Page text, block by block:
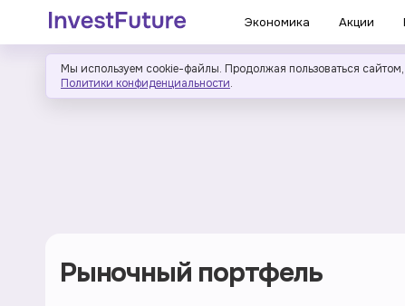
Экономика Акции
Мы используем cookie-файлы. Продолжая пользоваться
Политики конфиденциальности.
Рыночный портфель